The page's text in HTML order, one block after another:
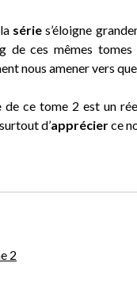
série s’éloigne
de ces mêmes
nous amener vers
de ce tome 2 est un
d’apprécierce
2